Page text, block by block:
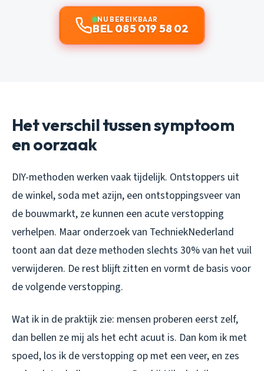
NU BEREIKBAAR
BEL 085 019 58 02
Het verschil tussen symptoom
en oorzaak
DIY-methoden werken vaak tijdelijk. Ontstoppers uit
de winkel, soda met azijn, een ontstoppingsveer van
de bouwmarkt, ze kunnen een acute verstopping
verhelpen. Maar onderzoek van TechniekNederland
toont aan dat deze methoden slechts 30% van het vuil
verwijderen. De rest blijft zitten en vormt de basis voor
de volgende verstopping.
Wat ik in de praktijk zie: mensen proberen eerst zelf,
dan bellen ze mij als het echt acuut is. Dan kom ik met
spoed, los ik de verstopping op met een veer, en zes